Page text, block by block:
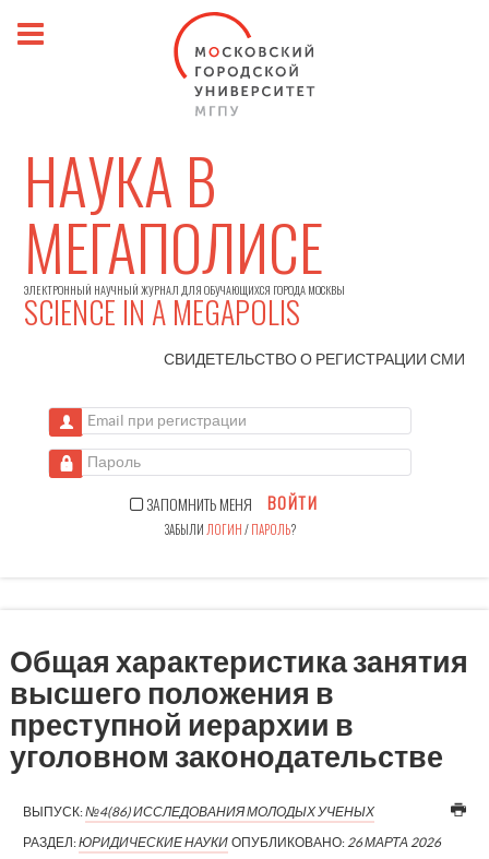
НАУКА В
МЕГАПОЛИСЕ
ЭЛЕКТРОННЫЙ НАУЧНЫЙ ЖУРНАЛ ДЛЯ ОБУЧАЮЩИХСЯ ГОРОДА МОСКВЫ
SCIENCE IN A MEGAPOLIS
СВИДЕТЕЛЬСТВО О РЕГИСТРАЦИИСМИ
Email при регистрации
Пароль
ЗАПОМНИТЬ МЕНЯ ВОЙТИ
ЗАБЫЛИ ЛОГИН/ПАРОЛЬ?
Общая характеристика занятия
высшего положения в
преступной иерархии в
уголовном законодательстве
ВЫПУСК:№4(86) ИССЛЕДОВАНИЯ МОЛОДЫХ УЧЕНЫХ
РАЗДЕЛ:ЮРИДИЧЕСКИЕ НАУКИ ОПУБЛИКОВАНО: 26 МАРТА 2026